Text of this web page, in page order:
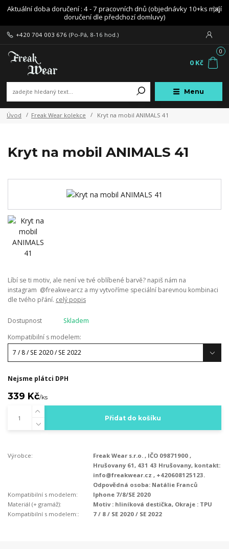
Aktuální doba doručení : 4 - 7 pracovních dnů (objednávky 10+ks mají
doručení dle předchozí domluvy)
Menu
+420 704 003 676 (Po-Pá, 8-16 hod.)
0
0 Kč
Úvod Freak Wear kolekce Kryt na mobil ANIMALS 41
Kryt na mobil ANIMALS 41
Líbí se ti motiv, ale není ve tvé oblíbené barvě? napiš nám na
instagram @freakwearcz a my vytvoříme speciální barevnou kombinaci
dle tvého přání. celý popis
Dostupnost
Skladem
Kompatibilní s modelem:
Nejsme plátci DPH
339 Kč/ks
Přidat do košíku
Výrobce:
Freak Wear s.r.o. , IČO 09871900 ,
Hrušovany 61, 431 43 Hrušovany, kontakt:
info@freakwear.cz , +420608125123.
Odpovědná osoba: Natálie Franců
Kompatibilní s modelem:
Iphone 7/8/SE 2020
Materiál (+ gramáž):
Motiv : hliníková destička, Okraje : TPU
Kompatibilní s modelem::
7 / 8 / SE 2020 / SE 2022